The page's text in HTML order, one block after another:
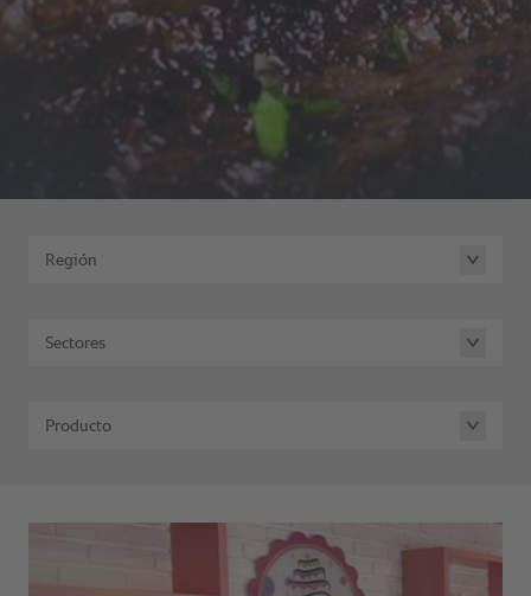
Región
Sectores
Producto